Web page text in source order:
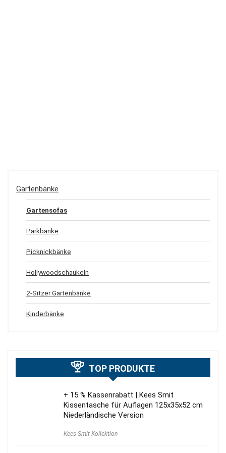
Gartenbänke
Gartensofas
Parkbänke
Picknickbänke
Hollywoodschaukeln
2-Sitzer Gartenbänke
Kinderbänke
TOP PRODUKTE
+ 15 % Kassenrabatt | Kees Smit
Kissentasche für Auflagen 125x35x52 cm
Niederländische Version
Kees Smit Kollektion